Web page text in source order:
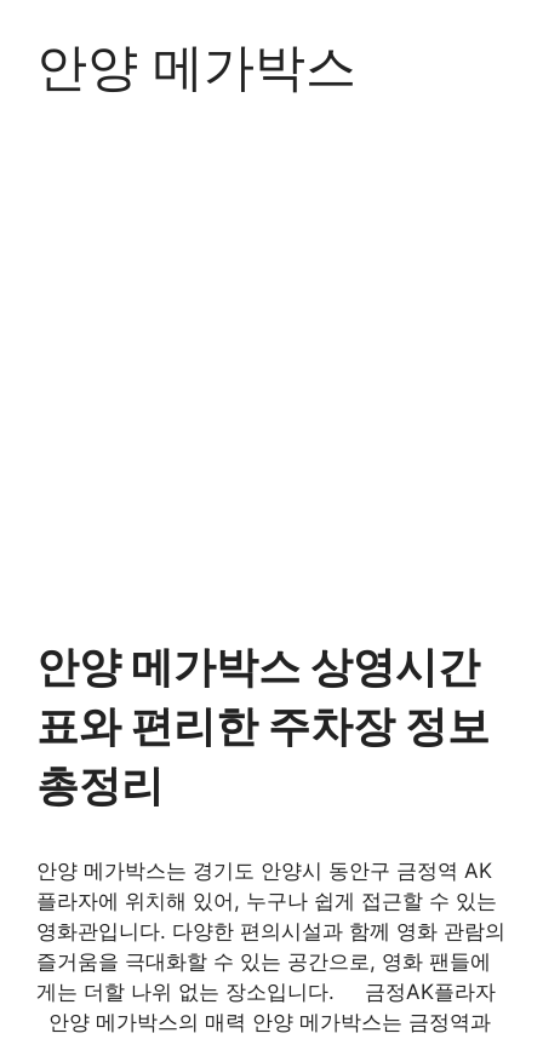
content안양 메가박스
안양 메가박스 상영시간
표와 편리한 주차장 정보
총정리
안양 메가박스는 경기도 안양시 동안구 금정역 AK
플라자에 위치해 있어, 누구나 쉽게 접근할 수 있는
영화관입니다. 다양한 편의시설과 함께 영화 관람의
즐거움을 극대화할 수 있는 공간으로, 영화 팬들에
게는 더할 나위 없는 장소입니다. 금정AK플라자
안양 메가박스의 매력 안양 메가박스는 금정역과